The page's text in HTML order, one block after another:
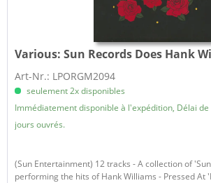
Various:Sun Records Does Hank
Art-Nr.: LPORGM2094
seulement 2x disponibles
Immédiatement disponible à l'expédition, Délai
jours ouvrés.
(Sun Entertainment) 12 tracks - A collection of
performing the hits of Hank Williams - Pressed At